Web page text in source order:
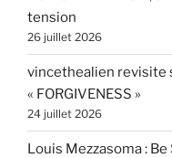
tension
26 juillet 2026
vincethealien revisite
« FORGIVENESS »
24 juillet 2026
Louis Mezzasoma :